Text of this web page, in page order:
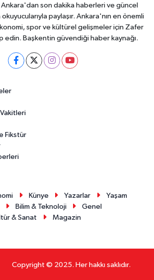
son dakika haberleri ve güncel
paylaşır. Ankara'nın en önemli
spor ve kültürel gelişmeler için Zafer
edin. Başkentin güvendiği haber kaynağı.
Fikstür
Künye Yazarlar
Yaşam
Bilim & Teknoloji
Genel
& Sanat Magazin
Copyright © 2025. Her hakkı saklıdır.